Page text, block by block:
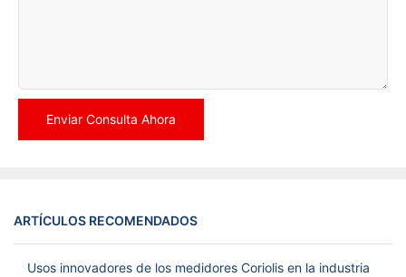
Enviar Consulta Ahora
ARTÍCULOS RECOMENDADOS
Usos innovadores de los medidores Coriolis en la industria